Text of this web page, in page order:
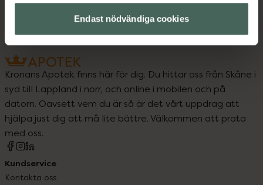
Endast nödvändiga cookies
Kronans Apotek finns här för dig. Du hittar oss från Skåne i
syd till Lappland i norr, och online i mobilen och på
datorn. Oavsett vem du är så är det vårt uppdrag att
hjälpa just dig att må lite bättre. Välkommen att prata
med oss.
Kundservice
Kontakta oss